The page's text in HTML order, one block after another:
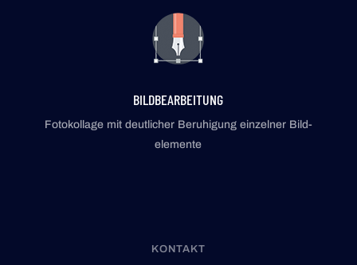
BILDBEARBEITUNG
Fotokollage mit deutlicher Beruhigung einzelner Bild­
elemente
KONTAKT